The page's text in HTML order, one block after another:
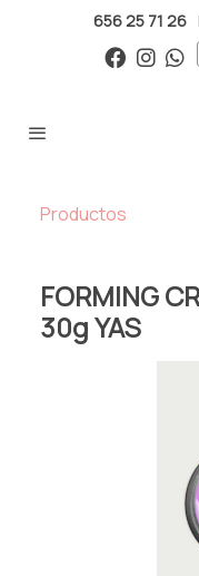
656 25 71 26 |
Productos
FORMING
30g YAS